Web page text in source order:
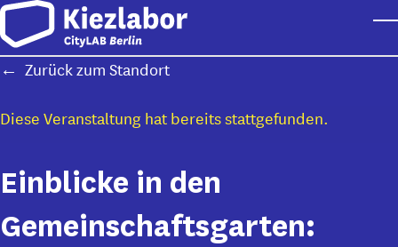
Skip to main content
Zurück zum Standort
Diese Veranstaltung hat bereits stattgefunden.
Einblicke in den
Gemeinschaftsgarten: